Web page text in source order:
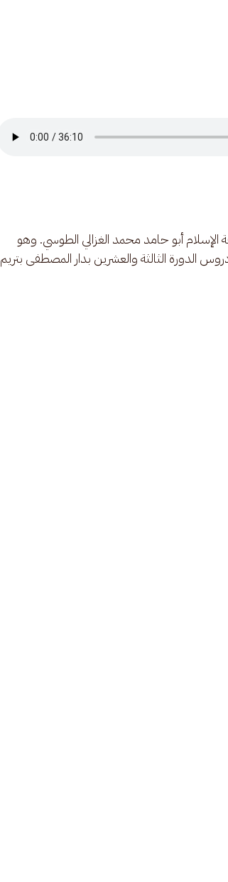
أبو حامد محمد الغزالي الطوسي. وهو
الدورة الثالثة والعشرين بدار المصطفى بتريم